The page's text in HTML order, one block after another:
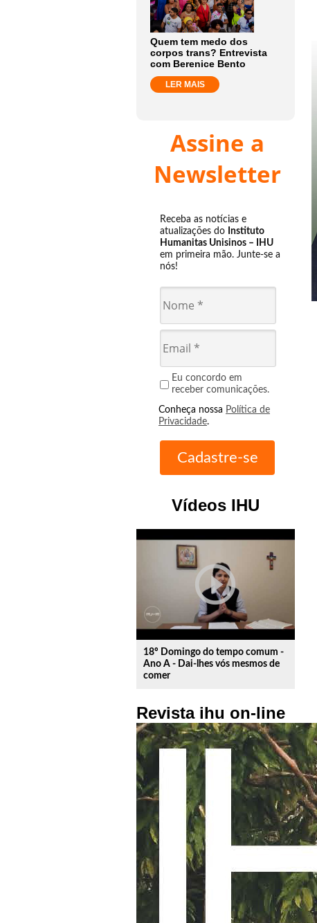
Quem tem medo dos
corpos trans? Entrevista
com Berenice Bento
LER MAIS
Assine a
Newsletter
Receba as notícias e
atualizações do Instituto
Humanitas Unisinos – IHU
em primeira mão. Junte-se a
nós!
Eu concordo em
receber comunicações.
Conheça nossa Política de
Privacidade.
Vídeos IHU
play_circle_outline
18º Domingo do tempo comum -
Ano A - Dai-lhes vós mesmos de
comer
Revista ihu on-line